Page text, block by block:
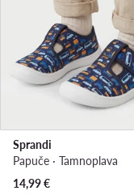
Sprandi
Papuče · Tamnoplava
14,99€